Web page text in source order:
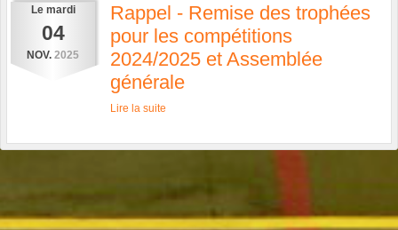
Le mardi
04
NOV. 2025
Rappel - Remise des trophées
pour les compétitions
2024/2025 et Assemblée
générale
Lire la suite